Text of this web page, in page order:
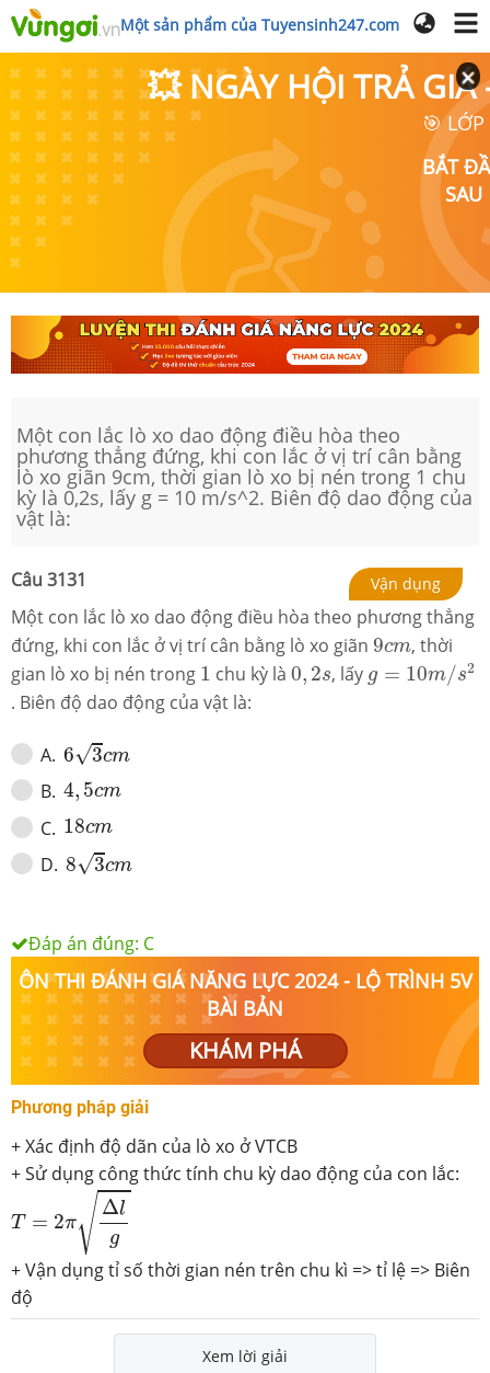
Một sản phẩm của Tuyensinh247.com
💥 NGÀY HỘI TRẢ GIÁ
🎯
BẮT
SAU
Một con lắc lò xo dao động điều hòa theo
phương thẳng đứng, khi con lắc ở vị trí cân bằng
lò xo giãn 9cm, thời gian lò xo bị nén trong 1 chu
kỳ là 0,2s, lấy g = 10 m/s^2. Biên độ dao động của
vật là:
Câu 3131 Vận dụng
Một con lắc lò xo dao động điều hòa theo phương thẳng
đứng, khi con lắc ở vị trí cân bằng lò xo giãn 9cm
9cm, thời
gian lò xo bị nén trong 1
1 chu kỳ là 0, 2s
0 2s, lấy g = 10m/s2
g 10m/s2
. Biên độ dao động của vật là:
A. 6√3cm
6 cm
B. 4, 5cm
4 5cm
C. 18cm
18cm
D. 8√3cm
8 cm
Đáp án đúng: C
ÔN THI ĐÁNH GIÁ NĂNG LỰC 2024 - LỘ TRÌNH 5V
BÀI BẢN
KHÁM PHÁ
Phương pháp giải
+ Xác định độ dãn của lò xo ở VTCB
+ Sử dụng công thức tính chu kỳ dao động của con lắc:
T = 2π√ Δl
g
T =2 πΔlg
+ Vận dụng tỉ số thời gian nén trên chu kì => tỉ lệ => Biên
độ
Xem lời giải